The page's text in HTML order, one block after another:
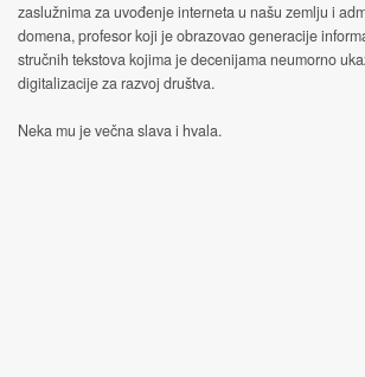
zaslužnima za uvođenje interneta u našu zemlju i
domena, profesor koji je obrazovao generacije
stručnih tekstova kojima je decenijama neumorno
digitalizacije za razvoj društva.
Neka mu je večna slava i hvala.